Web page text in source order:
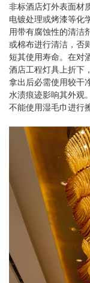
非标酒店灯外表面材
电镀处理或烤漆等化
用带有腐蚀性的清洁
或棉布进行清洁，否
短其使用寿命。在对
酒店工程灯具上折下
拿出后必需使用较干
水渍痕迹影响其外观
不能使用湿毛巾进行